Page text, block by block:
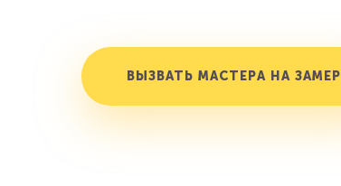
ВЫЗВАТЬ МАСТЕРА НА ЗАМЕР